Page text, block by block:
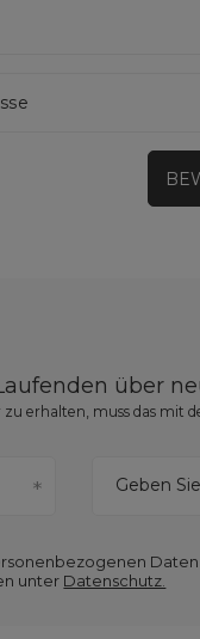
über
erhalten, muss das mit
Geben
unter Datenschutz.